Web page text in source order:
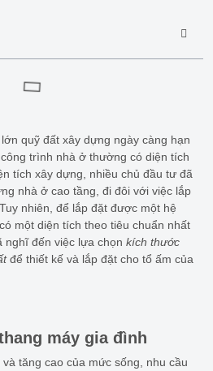
quỹ đất xây dựng ngày càng hạn
trình nhà ở thường có diện tích
tích xây dựng, nhiều chủ đầu tư đã
nhà ở cao tầng, đi đôi với việc lắp
nhiên, để lắp đặt được một hệ
một diện tích theo tiêu chuẩn nhất
nghĩ đến việc lựa chọn kích thước
để thiết kế và lắp đặt cho tổ ấm của
máy gia đình
tăng cao của mức sống, nhu cầu